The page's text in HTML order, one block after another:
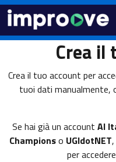
Crea il
Crea il tuo account per
tuoi dati manualmente,
Se hai già un account AI
Championso UGIdotNET
per